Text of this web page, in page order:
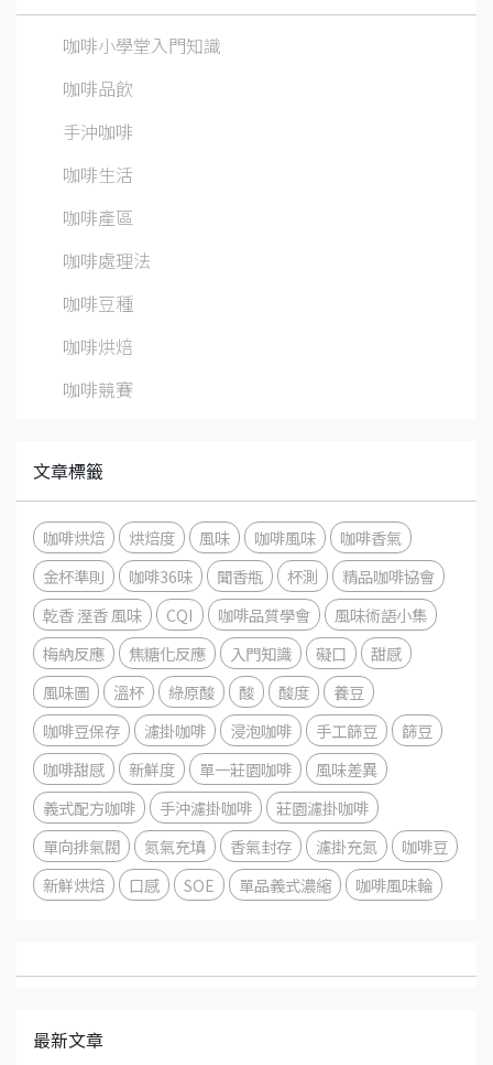
咖啡小學堂入門知識
咖啡品飲
手沖咖啡
咖啡生活
咖啡產區
咖啡處理法
咖啡豆種
咖啡烘焙
咖啡競賽
文章標籤
咖啡烘焙 烘焙度 風味 咖啡風味
咖啡香氣
金杯準則
咖啡36味 聞香瓶 杯測
精品咖啡協會
乾香 溼香 風味
CQI 咖啡品質學會
風味術語小集
梅納反應
焦糖化反應 入門知識 礙口
甜感
風味圖
溫杯 綠原酸 酸 酸度
養豆
咖啡豆保存
濾掛咖啡 浸泡咖啡 手工篩豆
篩豆
咖啡甜感
新鮮度 單一莊園咖啡
風味差異
義式配方咖啡
手沖濾掛咖啡
莊園濾掛咖啡
單向排氣閥
氮氣充填 香氣封存 濾掛充氮
咖啡豆
新鮮烘焙
口感 SOE 單品義式濃縮 咖啡風味輪
最新文章